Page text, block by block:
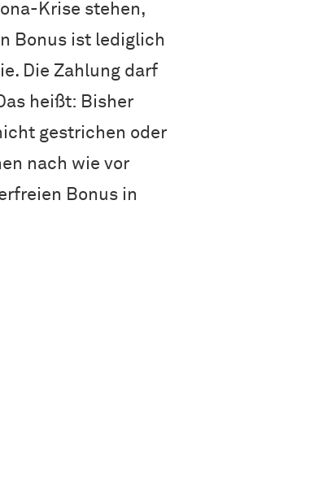
Krise stehen,
Bonus ist lediglich
Die Zahlung darf
heißt: Bisher
gestrichen oder
nach wie vor
Bonus in